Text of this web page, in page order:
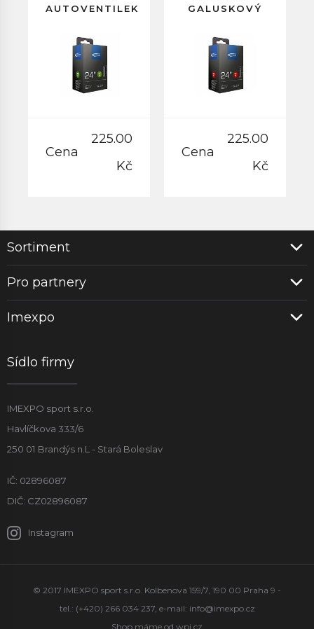
AUTOVENTILEK
Cena
225.00
Kč
GALUSKOVÝ
40MM
Cena
225.00
Kč
Sortiment
Pro partnery
Imexpo
Sídlo firmy
IMEXPO sport s.r.o.
Havlíčkova 333/6
250 01 Brandýs n.L - Stará Boleslav
IČ: 02896087
DIČ: CZ02896087
Instagram
© 2017 IMEXPO sport s.r.o. Kolbenova 159/7, 190 00 Praha 9 -
tel.: (+420) 266 034 237, e-mail: info@imexpo.cz
Shop máme od wpj.cz